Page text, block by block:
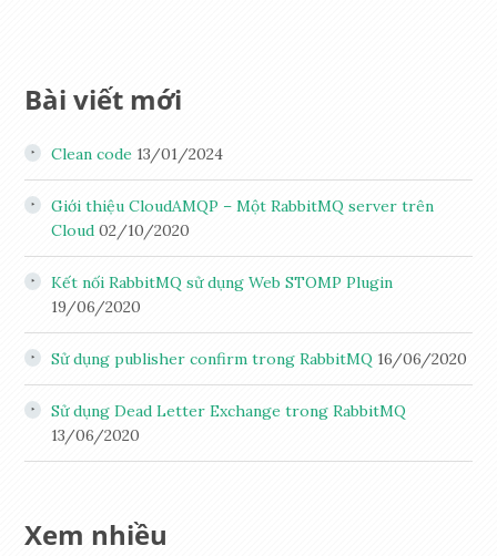
Bài viết mới
Clean code 13/01/2024
Giới thiệu CloudAMQP – Một RabbitMQ server trên
Cloud 02/10/2020
Kết nối RabbitMQ sử dụng Web STOMP Plugin
19/06/2020
Sử dụng publisher confirm trong RabbitMQ 16/06/2020
Sử dụng Dead Letter Exchange trong RabbitMQ
13/06/2020
Xem nhiều